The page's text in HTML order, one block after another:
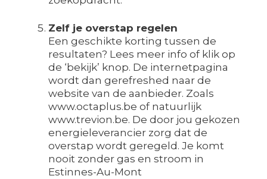
Zelf je overstap regelen
Een geschikte korting tussen de
resultaten? Lees meer info of klik op
de ‘bekijk’ knop. De internetpagina
wordt dan gerefreshed naar de
website van de aanbieder. Zoals
www.octaplus.be of natuurlijk
www.trevion.be. De door jou gekozen
energieleverancier zorg dat de
overstap wordt geregeld. Je komt
nooit zonder gas en stroom in
Estinnes-Au-Mont